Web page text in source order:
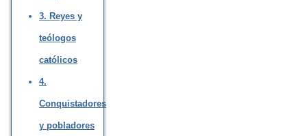
3. Reyes y
teólogos
católicos
4.
Conquistadores
y pobladores